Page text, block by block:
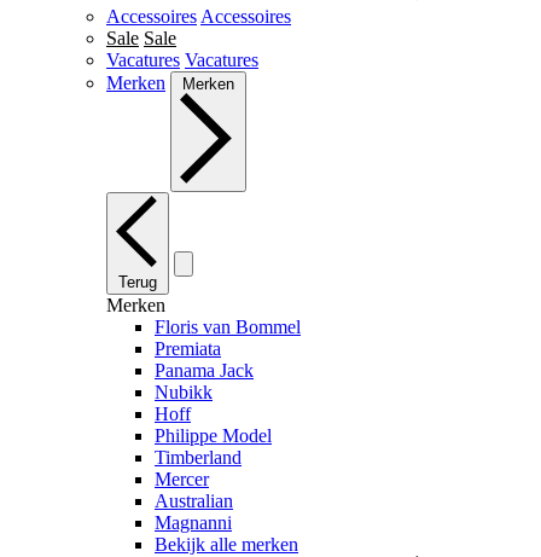
Accessoires Accessoires
Sale Sale
Vacatures Vacatures
Merken
Merken
Terug
Merken
Floris van Bommel
Premiata
Panama Jack
Nubikk
Hoff
Philippe Model
Timberland
Mercer
Australian
Magnanni
Bekijk alle merken